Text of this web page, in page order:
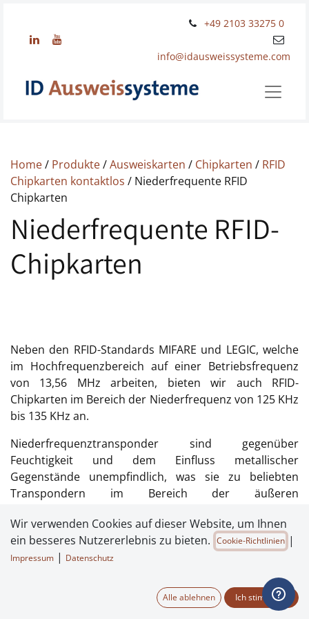
+49 2103 33275 0
info@idausweissysteme.com
Home/ Produkte/Ausweiskarten / Chipkarten / RFID
Chipkarten kontaktlos / Niederfrequente RFID
Chipkarten
Niederfrequente RFID-
Chipkarten
Neben den RFID-Standards MIFARE und LEGIC, welche
im Hochfrequenzbereich auf einer Betriebsfrequenz
von 13,56 MHz arbeiten, bieten wir auch RFID-
Chipkarten im Bereich der Niederfrequenz von 125 KHz
bis 135 KHz an.
Niederfrequenztransponder sind gegenüber
Feuchtigkeit und dem Einfluss metallischer
Gegenstände unempfindlich, was sie zu beliebten
Transpondern im Bereich der äußeren
Zugänge, welche sich im Außenbereich eines zu
schützenden Bereiches befinden, werden daher häufig
mit niederfrequenten RFID-Systemen ausgestattet.
RFID-Chips aus diesem Bereich werden auch häufig für
die Tieridentifikation sowie auch in der Lagerhaltung
oder Warenverfolgung eingesetzt.
Wir verwenden Cookies auf dieser Website, um Ihnen
ein besseres Nutzererlebnis zu bieten. Cookie-Richtlinien |
Impressum | Datenschutz
Alle ablehnen Ich stimme zu